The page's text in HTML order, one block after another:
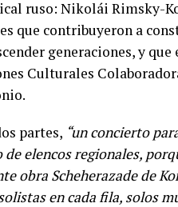
ruso: Nikolái Rimsky-
que contribuyeron a
generaciones, y
Culturales
partes, “un concierto
elencos regionales,
obra Scheherazade de
en cada fila, solos